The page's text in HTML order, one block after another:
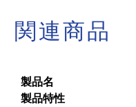
関連商品
製品名
製品特性